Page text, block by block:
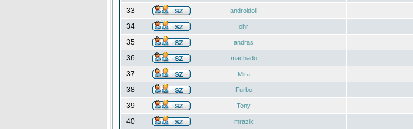
33
androidoll
34
ohr
35
andras
36
machado
37
Mira
38
Furbo
39
Tony
40
mrazik